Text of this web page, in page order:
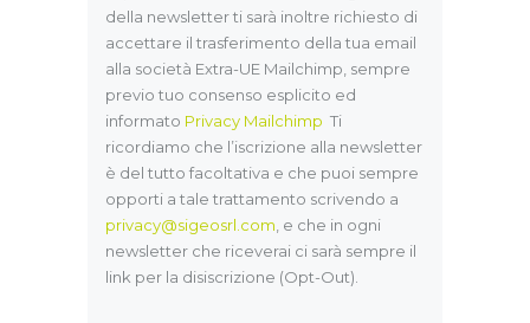
della newsletter ti sarà inoltre richiesto di
accettare il trasferimento della tua email
alla società Extra-UE Mailchimp, sempre
previo tuo consenso esplicito ed
informato Privacy Mailchimp Ti
ricordiamo che l’iscrizione alla newsletter
è del tutto facoltativa e che puoi sempre
opporti a tale trattamento scrivendo a
privacy@sigeosrl.com , e che in ogni
newsletter che riceverai ci sarà sempre il
link per la disiscrizione (Opt-Out).